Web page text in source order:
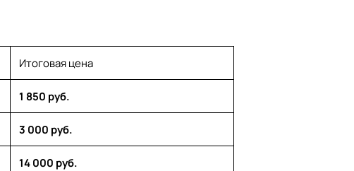
Итоговая цена
1 850 руб.
3 000 руб.
14 000 руб.